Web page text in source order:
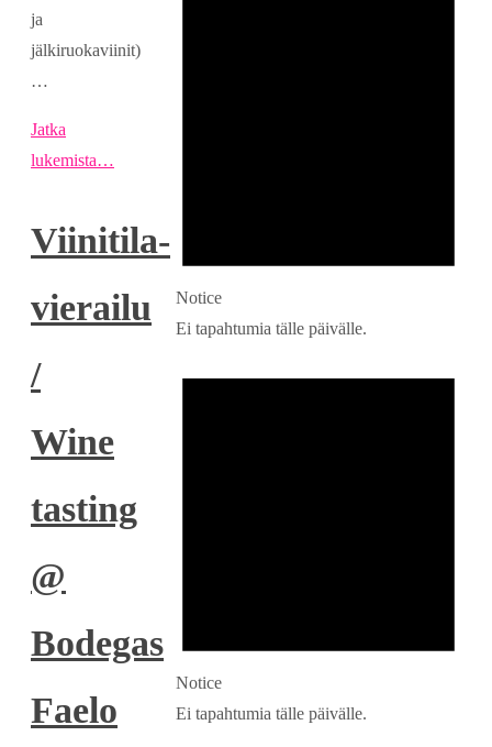
ja
jälkiruokaviinit)
…
Jatka
lukemista…
Viinitila-
vierailu
/
Wine
tasting
@
Bodegas
Faelo
Notice
Ei tapahtumia tälle päivälle.
Notice
Ei tapahtumia tälle päivälle.